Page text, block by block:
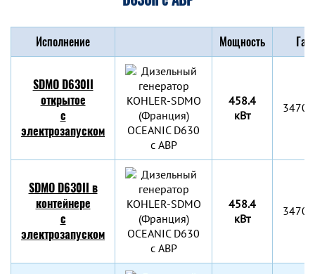
Исполнение Мощность
SDMO D630II
открытое
с
электрозапуском
458.4
кВт
SDMO D630II в
контейнере
с
электрозапуском
458.4
кВт